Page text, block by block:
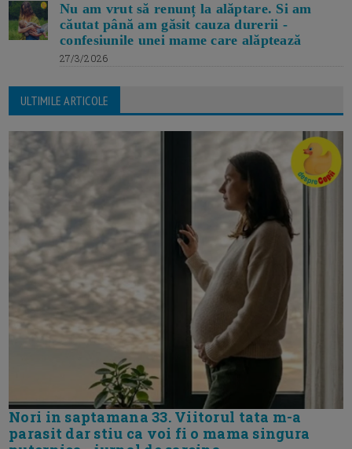
Nu am vrut să renunț la alăptare. Si am
căutat până am găsit cauza durerii -
confesiunile unei mame care alăptează
27/3/2026
ULTIMILE ARTICOLE
Nori in saptamana 33. Viitorul tata m-a
parasit dar stiu ca voi fi o mama singura